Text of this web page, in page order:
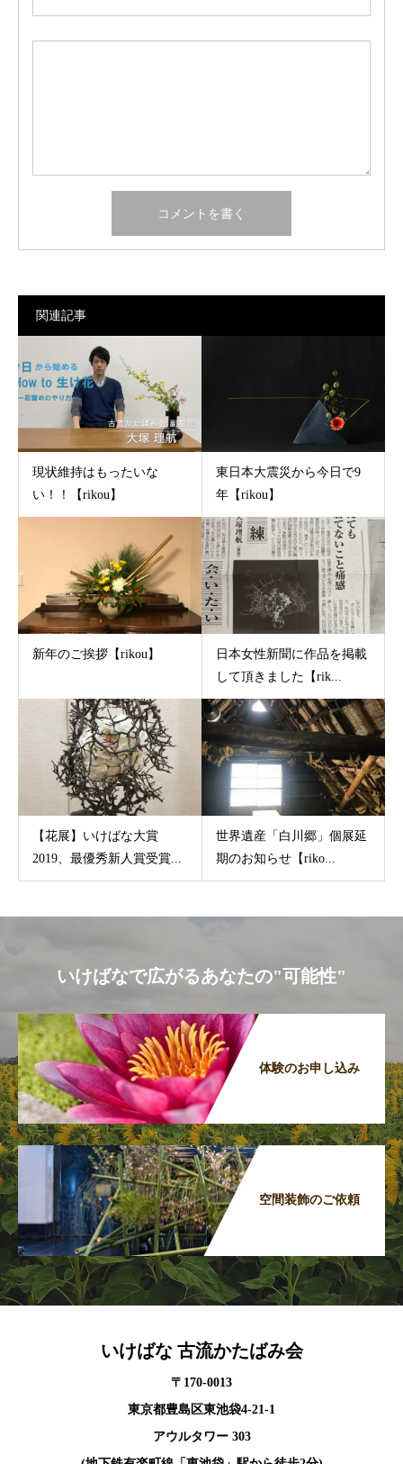
関連記事
現状維持はもったいな
い！！【rikou】
東日本大震災から今日で9
年【rikou】
新年のご挨拶【rikou】
日本女性新聞に作品を掲載
して頂きました【rik...
【花展】いけばな大賞
2019、最優秀新人賞受賞...
世界遺産「白川郷」個展延
期のお知らせ【riko...
いけばなで広がるあなたの"可能性"
体験のお申し込み
空間装飾のご依頼
いけばな 古流かたばみ会
〒170-0013
東京都豊島区東池袋4-21-1
アウルタワー 303